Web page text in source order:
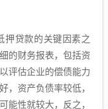
押贷款的关键因素之
的财务报表，包括资
评估企业的偿债能力
，资产负债率较低，
能性就较大，反之，